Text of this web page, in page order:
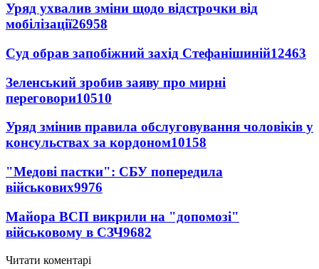
Уряд ухвалив зміни щодо відстрочки від
мобілізації26958
Суд обрав запобіжний захід Стефанішиній12463
Зеленський зробив заяву про мирні
переговори10510
Уряд змінив правила обслуговування чоловіків у
консульствах за кордоном10158
"Медові пастки": СБУ попередила
військових9976
Майора ВСП викрили на "допомозі"
військовому в СЗЧ9682
Читати коментарі